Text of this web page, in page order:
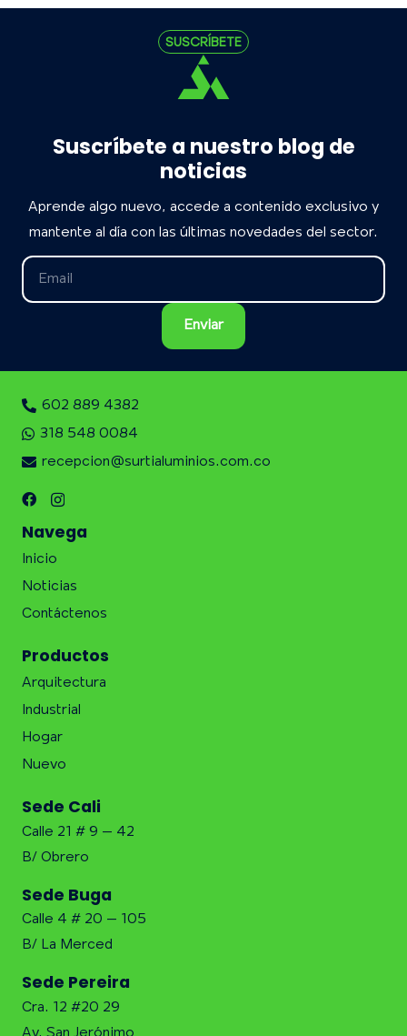
SUSCRÍBETE
Suscríbete a nuestro blog de
noticias
Aprende algo nuevo, accede a contenido exclusivo y
mantente al día con las últimas novedades del sector.
602 889 4382
318 548 0084
recepcion@surtialuminios.com.co
Navega
Inicio
Noticias
Contáctenos
Productos
Arquitectura
Industrial
Hogar
Nuevo
Sede Cali
Calle 21 # 9 – 42
B/ Obrero
Sede Buga
Calle 4 # 20 – 105
B/ La Merced
Sede Pereira
Cra. 12 #20 29
Av. San Jerónimo